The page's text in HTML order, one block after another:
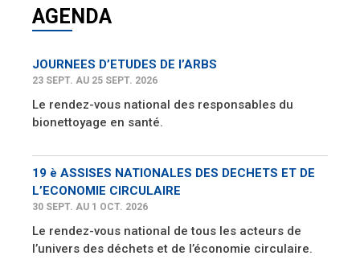
AGENDA
JOURNEES D’ETUDES DE l’ARBS
23 SEPT. AU 25 SEPT. 2026
Le rendez-vous national des responsables du
bionettoyage en santé.
19 è ASSISES NATIONALES DES DECHETS ET DE
L’ECONOMIE CIRCULAIRE
30 SEPT. AU 1 OCT. 2026
Le rendez-vous national de tous les acteurs de
l’univers des déchets et de l’économie circulaire.